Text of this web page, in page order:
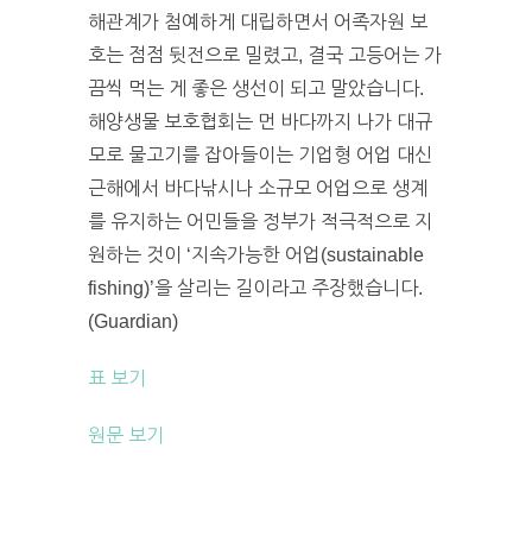
해관계가 첨예하게 대립하면서 어족자원 보
호는 점점 뒷전으로 밀렸고, 결국 고등어는 가
끔씩 먹는 게 좋은 생선이 되고 말았습니다.
해양생물 보호협회는 먼 바다까지 나가 대규
모로 물고기를 잡아들이는 기업형 어업 대신
근해에서 바다낚시나 소규모 어업으로 생계
를 유지하는 어민들을 정부가 적극적으로 지
원하는 것이 ‘지속가능한 어업(sustainable
fishing)’을 살리는 길이라고 주장했습니다.
(Guardian)
표 보기
원문 보기